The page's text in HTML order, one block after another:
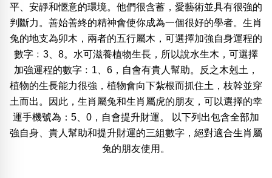
清除全部分類
搜尋
不包含數字
無0 無1 無2 無3 無4無5無6無7 無8 無9
清除全部分類
平、安靜和愜意的環境。他們很含蓄，愛藝術並具有很強的
判斷力。善始善終的精神會使你成為一個很好的學者。生肖
兔的地支為卯木，兩者的五行屬木，可選擇加強自身運程的
數字﹕3、8。水可滋養植物生長，所以說水生木，可選擇
加強運程的數字﹕1、6，自會有貴人幫助。反之木剋土，
植物的生長能力很強，植物會向下紮根而抓住土，枝幹並穿
土而出。因此，生肖屬兔和生肖屬虎的朋友，可以選擇的幸
運手機號為：5、0，自會提升財運。 以下列出包含全部加
強自身、貴人幫助和提升財運的三組數字，絕對適合生肖屬
兔的朋友使用。